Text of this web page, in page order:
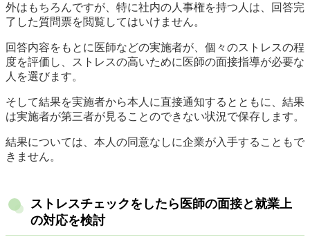
外はもちろんですが、特に社内の人事権を持つ人は、回答完
了した質問票を閲覧してはいけません。
回答内容をもとに医師などの実施者が、個々のストレスの程
度を評価し、ストレスの高いために医師の面接指導が必要な
人を選びます。
そして結果を実施者から本人に直接通知するとともに、結果
は実施者が第三者が見ることのできない状況で保存します。
結果については、本人の同意なしに企業が入手することもで
きません。
ストレスチェックをしたら医師の面接と就業上
の対応を検討